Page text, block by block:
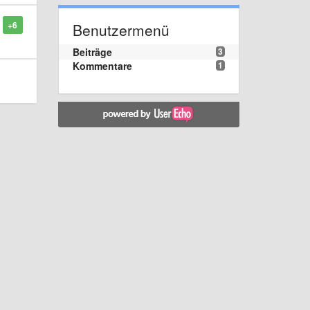
+6 Benutzermenü
3
Beiträge
1
Kommentare